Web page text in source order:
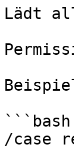
Lädt
```bash
/case